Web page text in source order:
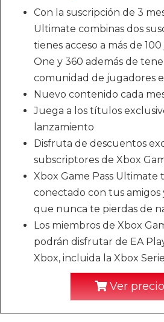
Con la suscripción de 3
Ultimate combinas dos
tienes acceso a más de
One y 360 además de
comunidad de jugadores
Nuevo contenido cada
Juega a los títulos
lanzamiento
Disfruta de descuentos
subscriptores de Xbox
Xbox Game Pass Ultimate
conectado con tus amigos
que nunca te pierdas de
Los miembros de Xbox
podrán disfrutar de EA
Xbox, incluida la Xbox
Ver